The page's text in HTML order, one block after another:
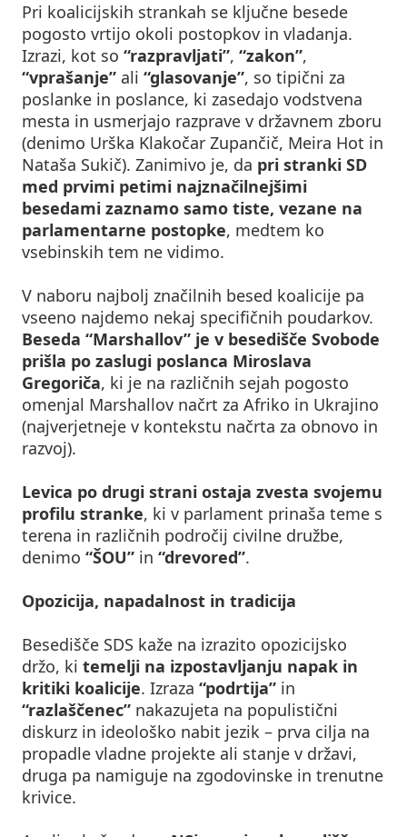
Pri koalicijskih strankah se ključne besede
pogosto vrtijo okoli postopkov in vladanja.
Izrazi, kot so “razpravljati”, “zakon”,
“vprašanje” ali “glasovanje”, so tipični za
poslanke in poslance, ki zasedajo vodstvena
mesta in usmerjajo razprave v državnem zboru
(denimo Urška Klakočar Zupančič, Meira Hot in
Nataša Sukič). Zanimivo je, da pri stranki SD
med prvimi petimi najznačilnejšimi
besedami zaznamo samo tiste, vezane na
parlamentarne postopke, medtem ko
vsebinskih tem ne vidimo.
V naboru najbolj značilnih besed koalicije pa
vseeno najdemo nekaj specifičnih poudarkov.
Beseda “Marshallov” je v besedišče Svobode
prišla po zaslugi poslanca Miroslava
Gregoriča, ki je na različnih sejah pogosto
omenjal Marshallov načrt za Afriko in Ukrajino
(najverjetneje v kontekstu načrta za obnovo in
razvoj).
Levica po drugi strani ostaja zvesta svojemu
profilu stranke, ki v parlament prinaša teme s
terena in različnih področij civilne družbe,
denimo “ŠOU” in “drevored”.
Opozicija, napadalnost in tradicija
Besedišče SDS kaže na izrazito opozicijsko
držo, ki temelji na izpostavljanju napak in
kritiki koalicije. Izraza “podrtija” in
“razlaščenec” nakazujeta na populistični
diskurz in ideološko nabit jezik – prva cilja na
propadle vladne projekte ali stanje v državi,
druga pa namiguje na zgodovinske in trenutne
krivice.